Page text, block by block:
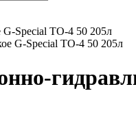
Special TO-4 50 205л